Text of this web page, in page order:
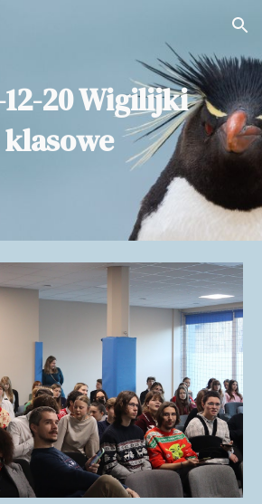
Skip to navigation
20 Wigilijki
klasowe